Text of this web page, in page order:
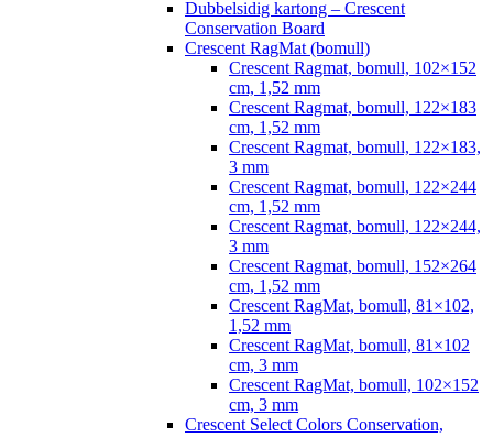
Dubbelsidig kartong – Crescent
Conservation Board
Crescent RagMat (bomull)
Crescent Ragmat, bomull, 102×152
cm, 1,52 mm
Crescent Ragmat, bomull, 122×183
cm, 1,52 mm
Crescent Ragmat, bomull, 122×183,
3 mm
Crescent Ragmat, bomull, 122×244
cm, 1,52 mm
Crescent Ragmat, bomull, 122×244,
3 mm
Crescent Ragmat, bomull, 152×264
cm, 1,52 mm
Crescent RagMat, bomull, 81×102,
1,52 mm
Crescent RagMat, bomull, 81×102
cm, 3 mm
Crescent RagMat, bomull, 102×152
cm, 3 mm
Crescent Select Colors Conservation,